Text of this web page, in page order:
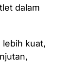
dalam
lebih kuat,